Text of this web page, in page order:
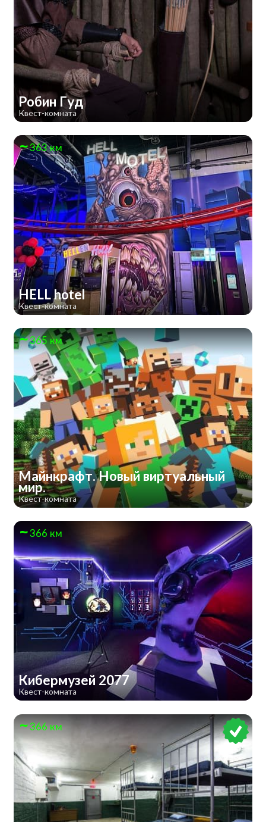
Робин Гуд
Квест-комната
363 км
HELL hotel
Квест-комната
365 км
Майнкрафт. Новый виртуальный
мир.
Квест-комната
366 км
Кибермузей 2077
Квест-комната
366 км